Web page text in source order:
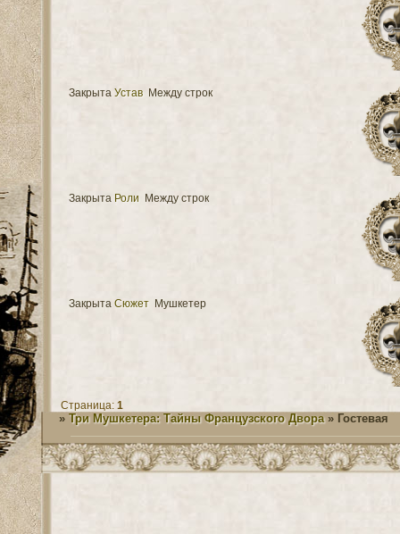
Закрыта Устав Между строк
Закрыта Роли Между строк
Закрыта Сюжет Мушкетер
Страница:1
» Три Мушкетера: Тайны Французского Двора » Гостевая